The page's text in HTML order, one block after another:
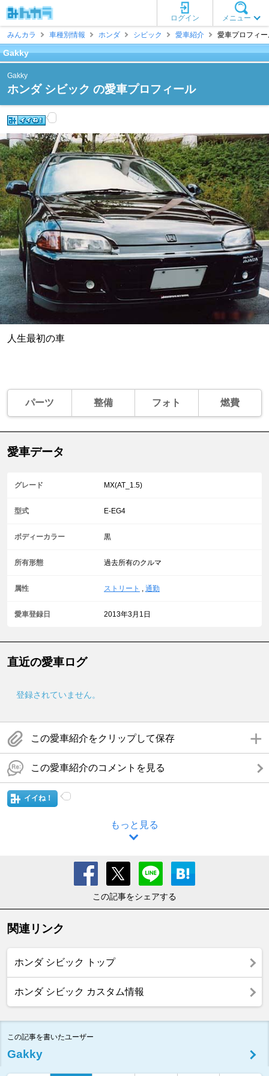
メニュー
ログイン
みんカラ
車種別情報 ホンダ シビック 愛車紹介 愛車プロフィ
Gakky
Gakky
ホンダ シビック の愛車プロフィール
人生最初の車
パーツ 整備 フォト 燃費
愛車データ
グレード MX(AT_1.5)
型式 E-EG4
ボディーカラー 黒
所有形態 過去所有のクルマ
属性 ストリート , 通勤
愛車登録日 2013年3月1日
直近の愛車ログ
登録されていません。
この愛車紹介をクリップして保存
この愛車紹介のコメントを見る
イイね！
もっと見る
この記事をシェアする
関連リンク
ホンダ シビック トップ
ホンダ シビック カスタム情報
この記事を書いたユーザー
Gakky